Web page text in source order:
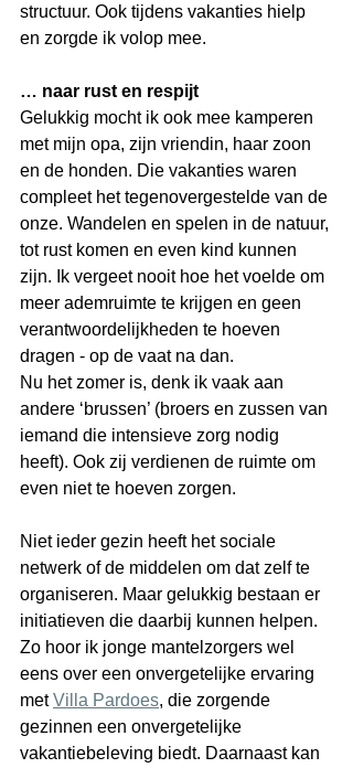
structuur. Ook tijdens vakanties hielp
en zorgde ik volop mee.
… naar rust en respijt
Gelukkig mocht ik ook mee kamperen
met mijn opa, zijn vriendin, haar zoon
en de honden. Die vakanties waren
compleet het tegenovergestelde van de
onze. Wandelen en spelen in de natuur,
tot rust komen en even kind kunnen
zijn. Ik vergeet nooit hoe het voelde om
meer ademruimte te krijgen en geen
verantwoordelijkheden te hoeven
dragen - op de vaat na dan.
Nu het zomer is, denk ik vaak aan
andere ‘brussen’ (broers en zussen van
iemand die intensieve zorg nodig
heeft). Ook zij verdienen de ruimte om
even niet te hoeven zorgen.
Niet ieder gezin heeft het sociale
netwerk of de middelen om dat zelf te
organiseren. Maar gelukkig bestaan er
initiatieven die daarbij kunnen helpen.
Zo hoor ik jonge mantelzorgers wel
eens over een onvergetelijke ervaring
met Villa Pardoes, die zorgende
gezinnen een onvergetelijke
vakantiebeleving biedt. Daarnaast kan